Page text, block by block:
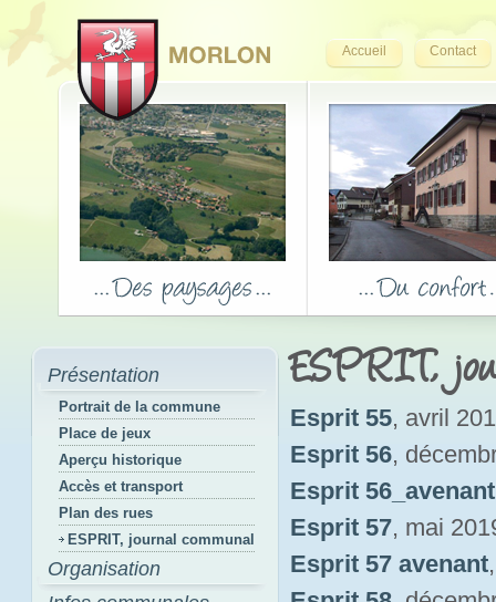
Accueil Contact
Présentation
Portrait de la commune
Place de jeux
Aperçu historique
Accès et transport
Plan des rues
ESPRIT, journal communal
Organisation
ESPRIT,
Esprit 55, avril
Esprit 56,
Esprit 56_avenant
Esprit 57, mai
Esprit 57 avenant